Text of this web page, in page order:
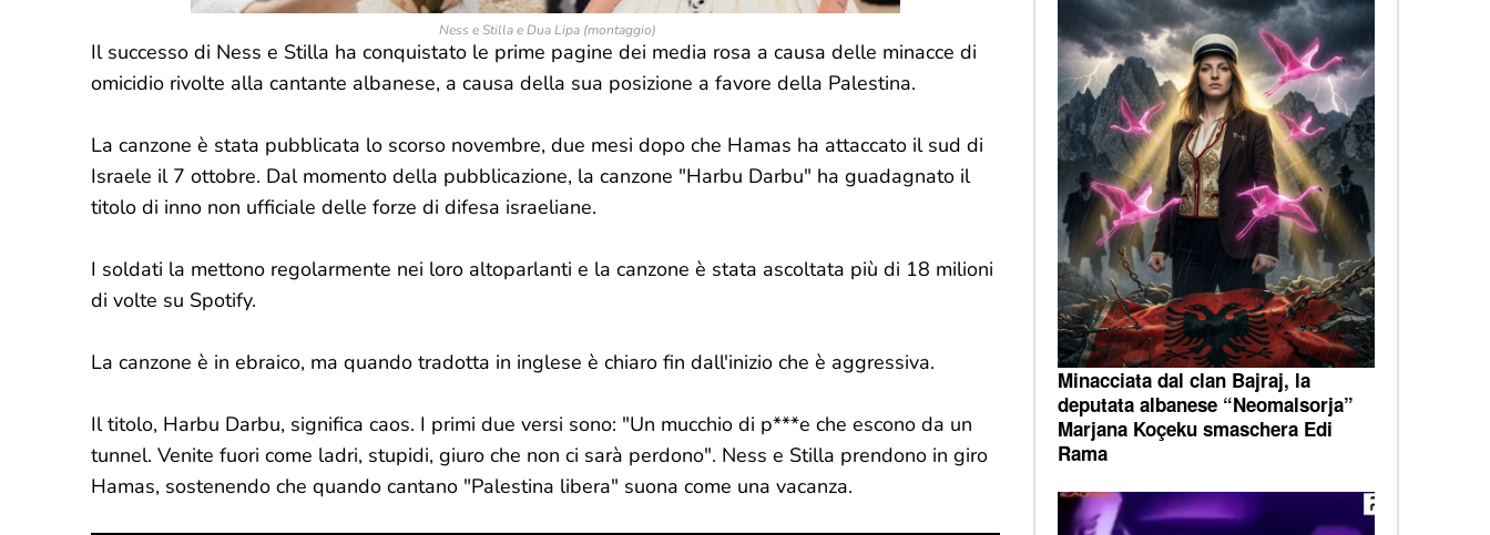
Ness e Stilla e Dua Lipa (montaggio)
Il successo di Ness e Stilla ha conquistato le prime pagine dei media rosa a causa delle minacce di
omicidio rivolte alla cantante albanese, a causa della sua posizione a favore della Palestina.
La canzone è stata pubblicata lo scorso novembre, due mesi dopo che Hamas ha attaccato il sud di
Israele il 7 ottobre. Dal momento della pubblicazione, la canzone "Harbu Darbu" ha guadagnato il
titolo di inno non ufficiale delle forze di difesa israeliane.
I soldati la mettono regolarmente nei loro altoparlanti e la canzone è stata ascoltata più di 18 milioni
di volte su Spotify.
La canzone è in ebraico, ma quando tradotta in inglese è chiaro fin dall'inizio che è aggressiva.
Il titolo, Harbu Darbu, significa caos. I primi due versi sono: "Un mucchio di p***e che escono da un
tunnel. Venite fuori come ladri, stupidi, giuro che non ci sarà perdono". Ness e Stilla prendono in giro
Hamas, sostenendo che quando cantano "Palestina libera" suona come una vacanza.
Minacciata dal clan Bajraj, la
deputata albanese “Neomalsorja”
Marjana Koçeku smaschera Edi
Rama